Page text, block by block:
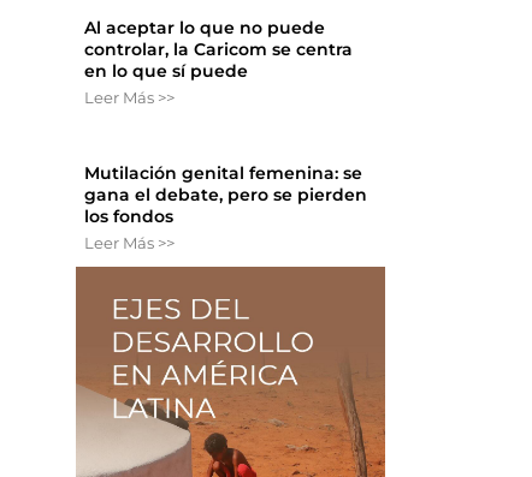
Al aceptar lo que no puede
controlar, la Caricom se centra
en lo que sí puede
Leer Más >>
Mutilación genital femenina: se
gana el debate, pero se pierden
los fondos
Leer Más >>